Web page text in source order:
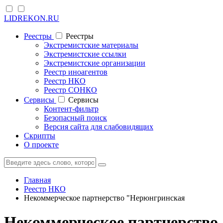
LIDREKON.RU
Реестры
Реестры
Экстремистские материалы
Экстремистские ссылки
Экстремистские организации
Реестр иноагентов
Реестр НКО
Реестр СОНКО
Cервисы
Cервисы
Контент-фильтр
Безопасный поиск
Версия сайта для слабовидящих
Скрипты
О проекте
Главная
Реестр НКО
Некоммерческое партнерство "Нерюнгринская